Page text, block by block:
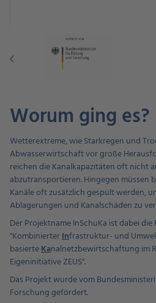
Worum ging es?
Wetterextreme, wie Starkregen und
Abwasserwirtschaft vor große
reichen die Kanalkapazitäten oft nicht
abzutransportieren. Hingegen müssen
Kanäle oft zusätzlich gespült werden,
Ablagerungen und Kanalschäden zu
Der Projektname InSchuKa ist dabei
"KombinierterInfrastruktur- und
basierteKanalnetzbewirtschaftung im
Eigeninitiative ZEUS".
Das Projekt wurde vom
Forschung gefördert.